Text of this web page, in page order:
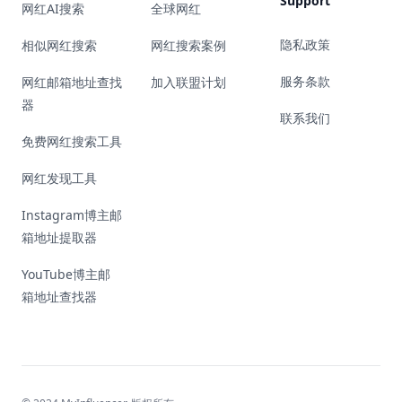
网红AI搜索
相似网红搜索
网红邮箱地址查找
器
免费网红搜索工具
网红发现工具
Instagram博主邮
箱地址提取器
YouTube博主邮
箱地址查找器
全球网红
网红搜索案例
加入联盟计划
隐私政策
服务条款
联系我们